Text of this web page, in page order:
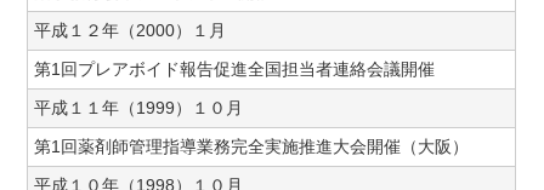
平成１２年（2000）１月
第1回プレアボイド報告促進全国担当者連絡会議開催
平成１１年（1999）１０月
第1回薬剤師管理指導業務完全実施推進大会開催（大阪）
平成１０年（1998）１０月